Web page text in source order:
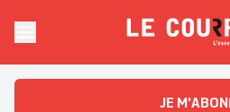
Le
JE